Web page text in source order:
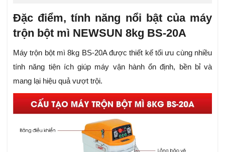
Đặc điểm, tính năng nổi bật của máy
trộn bột mì NEWSUN 8kg BS-20A
Máy trộn bột mì 8kg BS-20A được thiết kế tối ưu cùng nhiều
tính năng tiện ích giúp máy vận hành ổn định, bền bỉ và
mang lại hiệu quả vượt trội.